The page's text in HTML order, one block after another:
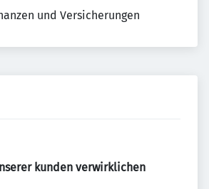
und Versicherungen
kunden verwirklichen